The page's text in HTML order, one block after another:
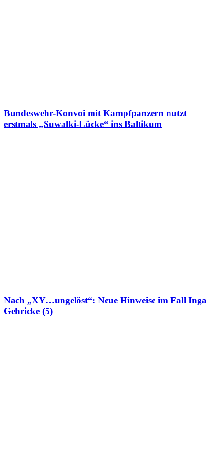
Bundeswehr-Konvoi mit Kampfpanzern nutzt
erstmals „Suwalki-Lücke“ ins Baltikum
Nach „XY…ungelöst“: Neue Hinweise im Fall Inga
Gehricke (5)